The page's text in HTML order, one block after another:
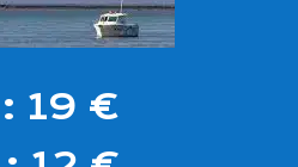
19 €